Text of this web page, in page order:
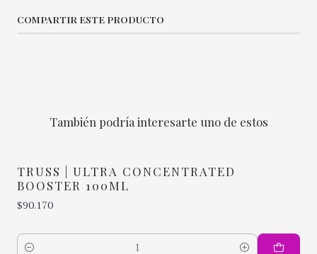
COMPARTIR ESTE PRODUCTO
También podría interesarte uno de estos
TRUSS | ULTRA CONCENTRATED
BOOSTER 100ML
$90.170